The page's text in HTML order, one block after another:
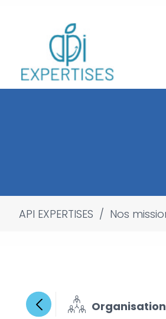
API EXPERTISES / Nos